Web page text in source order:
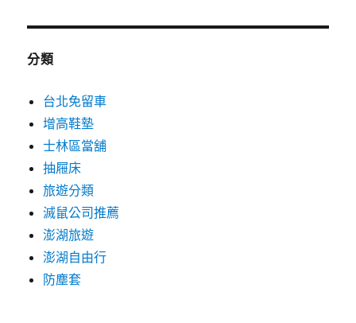
分類
台北免留車
增高鞋墊
士林區當舖
抽屜床
旅遊分類
滅鼠公司推薦
澎湖旅遊
澎湖自由行
防塵套